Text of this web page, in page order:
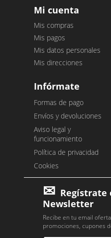
Mi cuenta
Mis compras
Mis pagos
Mis datos personales
Mis direcciones
Infórmate
Formas de pago
Envíos y devoluciones
Aviso legal y
funcionamiento
Política de privacidad
Cookies
Regístrate
Newsletter
Recibe en tu email
promociones, cupones